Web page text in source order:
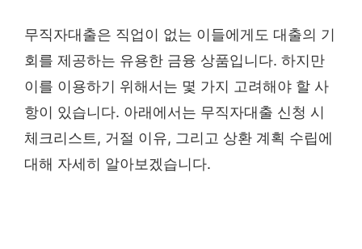
무직자대출은 직업이 없는 이들에게도 대출의 기
회를 제공하는 유용한 금융 상품입니다. 하지만
이를 이용하기 위해서는 몇 가지 고려해야 할 사
항이 있습니다. 아래에서는 무직자대출 신청 시
체크리스트, 거절 이유, 그리고 상환 계획 수립에
대해 자세히 알아보겠습니다.